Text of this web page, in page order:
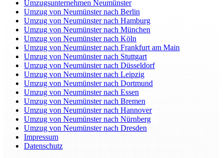
Umzugsunternehmen Neumünster
Umzug von Neumünster nach Berlin
Umzug von Neumünster nach Hamburg
Umzug von Neumünster nach München
Umzug von Neumünster nach Köln
Umzug von Neumünster nach Frankfurt am Main
Umzug von Neumünster nach Stuttgart
Umzug von Neumünster nach Düsseldorf
Umzug von Neumünster nach Leipzig
Umzug von Neumünster nach Dortmund
Umzug von Neumünster nach Essen
Umzug von Neumünster nach Bremen
Umzug von Neumünster nach Hannover
Umzug von Neumünster nach Nürnberg
Umzug von Neumünster nach Dresden
Impressum
Datenschutz